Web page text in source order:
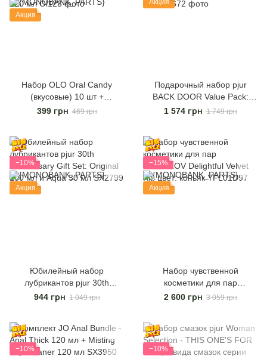
Акция
Набор OLO Oral Candy
(вкусовые) 10 шт +
лубрикант OLO SWEET
399 грн 469 грн
Акция
Подарочный набор pjur
BACK DOOR Value Pack:
силиконовая смазка 100 мл
1 574 грн 1 749 грн
−10%
Акция
Юбилейный набор
лубрикантов pjur 30th
Anniversary Gift Set: Original
944 грн 1 049 грн
−15%
Акция
Набор чувственной
косметики для пар
YESforLOV Delightful Velvet
2 600 грн 3 059 грн
−10% −10%